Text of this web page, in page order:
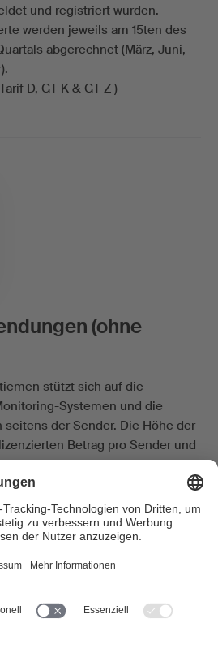
und registriert wurden.
werden jeweils am 15ten des
abgerechnet (März, Juni,
Tarif D, GT K & GT Z)
(ohne
stützt sich auf die
Systemen und die
der Sender. Die Höhe der
Betrag pro Sender und
definierten
Sendung ab.
jeweils am 15ten des letzten
Juni, September,
Private Sendestationen einmal
Jahresbericht auf der Seite
publiziert. Die
privaten Radio- und